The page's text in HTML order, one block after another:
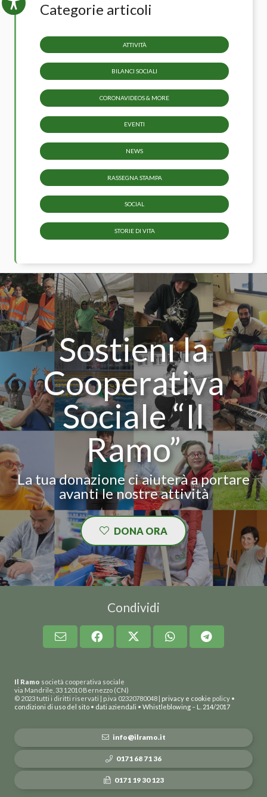
Categorie articoli
ATTIVITÀ
BILANCI SOCIALI
CORONAVIDEOS & MORE
EVENTI
NEWS
RASSEGNA STAMPA
SOCIAL
STORIE DI VITA
Sostieni la
Cooperativa
Sociale “Il
Ramo”
La tua donazione ci aiuterà a portare
avanti le nostre attività
DONA ORA
Condividi
Il Ramo società cooperativa sociale
via Mandrile, 33 12010 Bernezzo (CN)
© 2023 tutti i diritti riservati | p.iva 02320780048 | privacy e cookie policy •
condizioni di uso del sito • dati aziendali • Whistleblowing – L. 214/2017
info@ilramo.it
0171 68 71 36
0171 19 30 123